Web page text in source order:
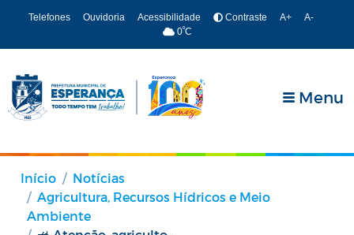
Telefones Ouvidoria Acessibilidade Contraste A+
A-
0ºC
Menu
Início
Notícias
Agricultura, Recursos Hídricos e Meio
Ambiente